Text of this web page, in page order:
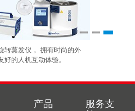
转蒸发仪， 拥有时尚的外
的人机互动体验。
1 2
产品
服务支